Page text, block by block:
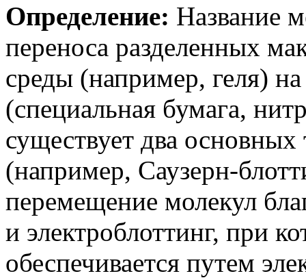
Определение: Название
переноса разделенных
среды (например, геля)
(специальная бумага,
существует два
(например, Саузерн-
перемещение молекул
и электроблоттинг, при
обеспечивается путем